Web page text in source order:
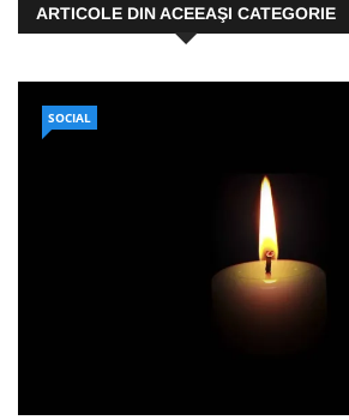
ARTICOLE DIN ACEEAŞI CATEGORIE
SOCIAL